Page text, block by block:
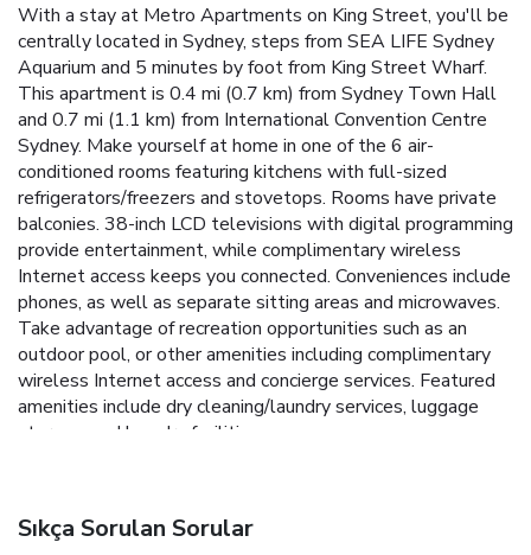
With a stay at Metro Apartments on King Street, you'll be
centrally located in Sydney, steps from SEA LIFE Sydney
Aquarium and 5 minutes by foot from King Street Wharf.
This apartment is 0.4 mi (0.7 km) from Sydney Town Hall
and 0.7 mi (1.1 km) from International Convention Centre
Sydney. Make yourself at home in one of the 6 air-
conditioned rooms featuring kitchens with full-sized
refrigerators/freezers and stovetops. Rooms have private
balconies. 38-inch LCD televisions with digital programming
provide entertainment, while complimentary wireless
Internet access keeps you connected. Conveniences include
phones, as well as separate sitting areas and microwaves.
Take advantage of recreation opportunities such as an
outdoor pool, or other amenities including complimentary
wireless Internet access and concierge services. Featured
amenities include dry cleaning/laundry services, luggage
storage, and laundry facilities.
Sıkça Sorulan Sorular